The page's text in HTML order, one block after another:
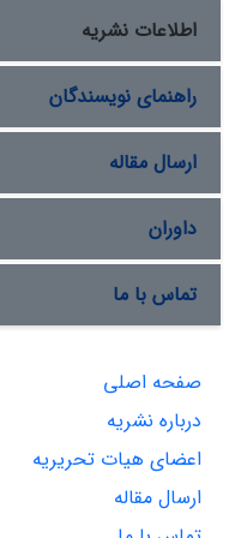
اطلاعات نشریه
راهنمای نویسندگان
ارسال مقاله
داوران
تماس با ما
صفحه اصلی
درباره نشریه
اعضای هیات تحریریه
ارسال مقاله